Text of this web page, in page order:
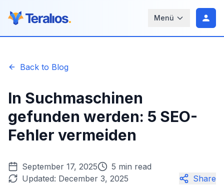
Menü
Back to Blog
In Suchmaschinen
gefunden werden: 5 SEO-
Fehler vermeiden
September 17, 2025
5 min read
Updated: December 3, 2025 Share